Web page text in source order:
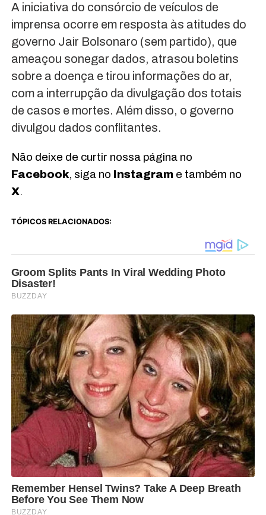
​A iniciativa do consórcio de veículos de
imprensa ocorre em resposta às atitudes do
governo Jair Bolsonaro (sem partido), que
ameaçou sonegar dados, atrasou boletins
sobre a doença e tirou informações do ar,
com a interrupção da divulgação dos totais
de casos e mortes. Além disso, o governo
divulgou dados conflitantes.​​​​​​​​​​​​​​​​​​​​​​
Não deixe de curtir nossa página no
Facebook, siga no Instagrame também no
X.
TÓPICOS RELACIONADOS: